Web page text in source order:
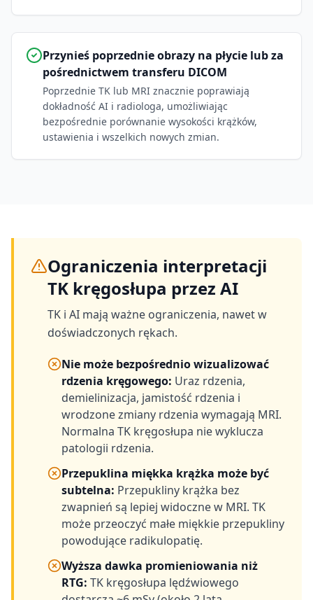
Przynieś poprzednie obrazy na płycie lub za
pośrednictwem transferu DICOM
Poprzednie TK lub MRI znacznie poprawiają
dokładność AI i radiologa, umożliwiając
bezpośrednie porównanie wysokości krążków,
ustawienia i wszelkich nowych zmian.
Ograniczenia interpretacji
TK kręgosłupa przez AI
TK i AI mają ważne ograniczenia, nawet w
doświadczonych rękach.
Nie może bezpośrednio wizualizować
rdzenia kręgowego: Uraz rdzenia,
demielinizacja, jamistość rdzenia i
wrodzone zmiany rdzenia wymagają MRI.
Normalna TK kręgosłupa nie wyklucza
patologii rdzenia.
Przepuklina miękka krążka może być
subtelna: Przepukliny krążka bez
zwapnień są lepiej widoczne w MRI. TK
może przeoczyć małe miękkie przepukliny
powodujące radikulopatię.
Wyższa dawka promieniowania niż
RTG: TK kręgosłupa lędźwiowego